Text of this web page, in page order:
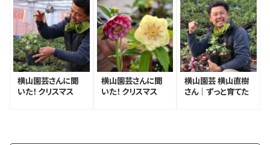
横山園芸さんに聞
いた！ クリスマス
横山園芸さんに聞
いた！ クリスマス
横山園芸 横山直樹
さん｜ずっと育てた